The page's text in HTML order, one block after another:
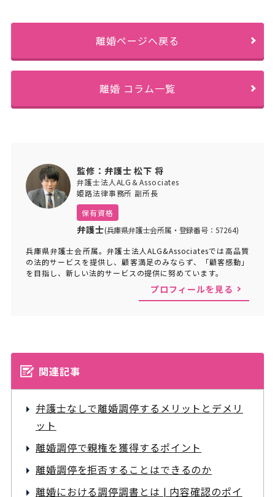
離婚ページへ戻る
離婚 コラム一覧
監修：弁護士 松下 将
弁護士法人ALG＆Associates
姫路法律事務所 副所長
保有資格
弁護士(兵庫県弁護士会所属・登録番号：57264)
兵庫県弁護士会所属。弁護士法人ALG&Associatesでは高品質
の法的サービスを提供し、顧客満足のみならず、「顧客感動」
を目指し、新しい法的サービスの提供に努めています。
プロフィールを見る
関連記事
弁護士なしで離婚調停するメリットとデメリ
ット
離婚調停で親権を獲得するポイント
離婚調停を拒否することはできるのか
離婚における調停調書とは | 内容確認のポイ